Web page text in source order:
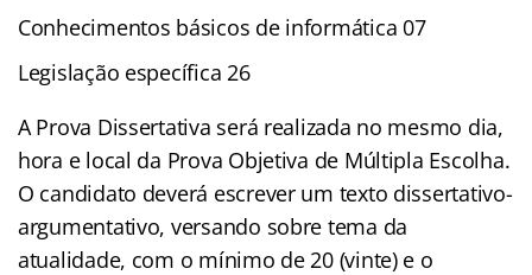
Conhecimentos básicos de informática 07
Legislação específica 26
A Prova Dissertativa será realizada no mesmo dia,
hora e local da Prova Objetiva de Múltipla Escolha.
O candidato deverá escrever um texto dissertativo-
argumentativo, versando sobre tema da
atualidade, com o mínimo de 20 (vinte) e o